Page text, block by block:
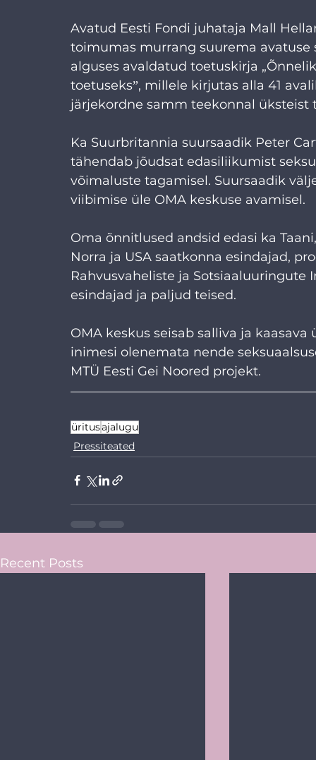
Avatud Eesti Fondi juhataja Mall
toimumas murrang suurema avatuse
alguses avaldatud toetuskirja
toetuseksˮ, millele kirjutas alla 41
järjekordne samm teekonnal üksteist
Ka Suurbritannia suursaadik Peter
tähendab jõudsat edasiliikumist
võimaluste tagamisel. Suursaadik
viibimise üle OMA keskuse avamisel.
Oma õnnitlused andsid edasi ka
Norra ja USA saatkonna esindajad,
Rahvusvaheliste ja
esindajad ja paljud teised.
OMA keskus seisab salliva ja
inimesi olenemata nende
MTÜ Eesti Gei Noored projekt.
üritusajalugu
Pressiteated
Recent Posts